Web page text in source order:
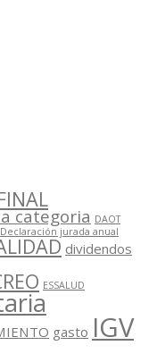
categoria DAOT
Declaración jurada anual
dividendos
ESSALUD
gasto IGV